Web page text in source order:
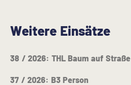
Weitere Einsätze
38 / 2026: THL Baum auf Straße
37 / 2026: B3 Person